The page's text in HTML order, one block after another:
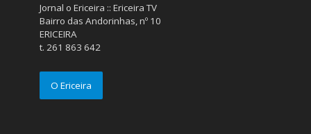
Jornal o Ericeira :: Ericeira TV
Bairro das Andorinhas, nº 10
ERICEIRA
t. 261 863 642
O Ericeira